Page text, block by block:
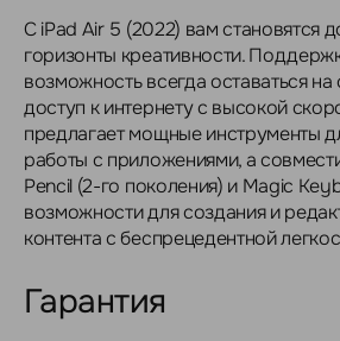
С iPad Air 5 (2022) вам становятся
горизонты креативности.
возможность всегда оставаться на
доступ к интернету с высокой
предлагает мощные инструменты
работы с приложениями, а
Pencil (2-го поколения) и Magic
возможности для создания и
контента с беспрецедентной
Гарантия